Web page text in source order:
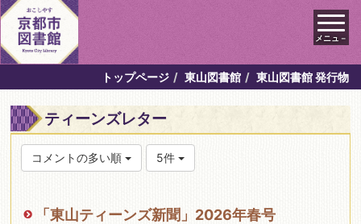
メニュ－
トップページ 東山図書館 東山図書館 発行物
ティーンズレター
コメントの多い順 5件
「東山ティーンズ新聞」2026年春号